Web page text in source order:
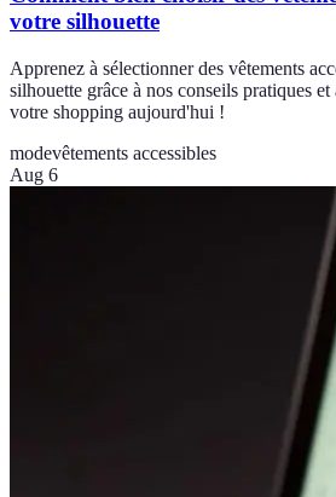
votre silhouette
Apprenez à sélectionner des vêtements
silhouette grâce à nos conseils pratiques
votre shopping aujourd'hui !
modevêtements accessibles
Aug 6